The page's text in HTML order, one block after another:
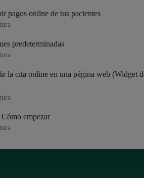
pagos online de tus pacientes
predeterminadas
la cita online en una página web (Widget
empezar